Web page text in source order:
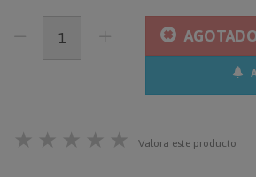
★ ★ ★ ★ ★ Valora este producto